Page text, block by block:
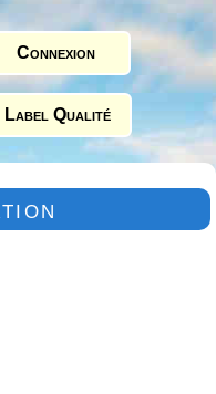
Connexion
Label Qualité